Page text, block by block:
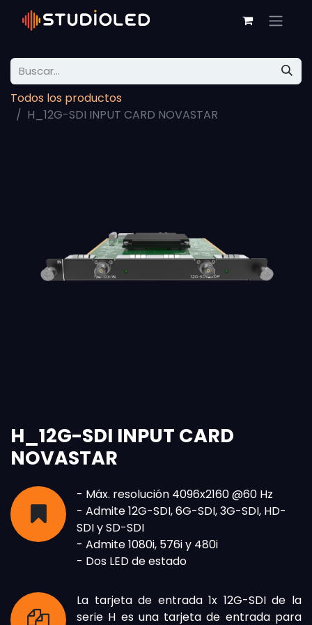
Todos los productos
H_12G-SDI INPUT CARD NOVASTAR
H_12G-SDI INPUT CARD
NOVASTAR
- Máx. resolución 4096x2160 @60 Hz
- Admite 12G-SDI, 6G-SDI, 3G-SDI, HD-
SDI y SD-SDI
- Admite 1080i, 576i y 480i
- Dos LED de estado
La tarjeta de entrada 1x 12G-SDI de la
serie H es una tarjeta de entrada para